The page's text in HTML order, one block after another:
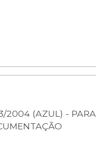
2004 (AZUL) - PARA